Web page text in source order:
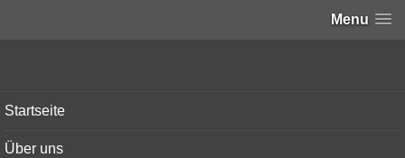
Menu
Startseite
Über uns